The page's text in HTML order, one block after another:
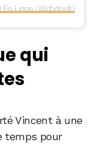
En Ligne (@cbdoofr)
qui
Vincent à une
temps pour